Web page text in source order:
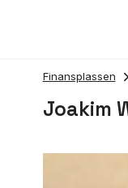
Finansplassen
Joakim